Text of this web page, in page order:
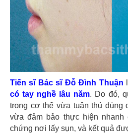
Tiến sĩ Bác sĩ Đỗ Đình Thuận
có tay nghề lâu năm. Do đó,
trong cơ thể vừa tuân thủ đúng
vừa đảm bảo thực hiện nhanh
chứng nơi lấy sụn, và kết quả